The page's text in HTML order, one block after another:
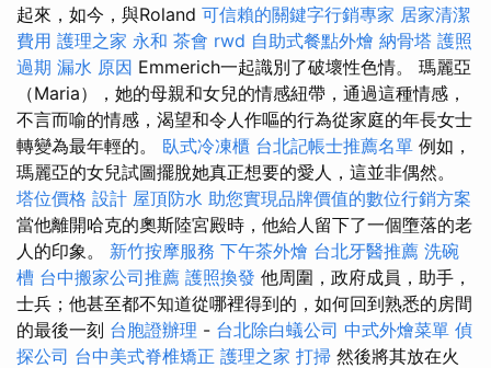
起來，如今，與Roland 可信賴的關鍵字行銷專家 居家清潔
費用 護理之家 永和 茶會 rwd 自助式餐點外燴 納骨塔 護照
過期 漏水 原因 Emmerich一起識別了破壞性色情。 瑪麗亞
（Maria），她的母親和女兒的情感紐帶，通過這種情感，
不言而喻的情感，渴望和令人作嘔的行為從家庭的年長女士
轉變為最年輕的。 臥式冷凍櫃 台北記帳士推薦名單 例如，
瑪麗亞的女兒試圖擺脫她真正想要的愛人，這並非偶然。
塔位價格 設計 屋頂防水 助您實現品牌價值的數位行銷方案
當他離開哈克的奧斯陸宮殿時，他給人留下了一個墮落的老
人的印象。 新竹按摩服務 下午茶外燴 台北牙醫推薦 洗碗
槽 台中搬家公司推薦 護照換發 他周圍，政府成員，助手，
士兵；他甚至都不知道從哪裡得到的，如何回到熟悉的房間
的最後一刻 台胞證辦理 - 台北除白蟻公司 中式外燴菜單 偵
探公司 台中美式脊椎矯正 護理之家 打掃 然後將其放在火